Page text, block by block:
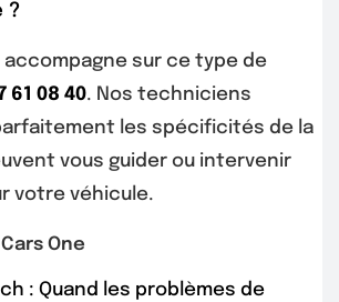
?
accompagne sur ce type de
61 08 40. Nos techniciens
les spécificités de la
vous guider ou intervenir
votre véhicule.
One
: Quand les problèmes de